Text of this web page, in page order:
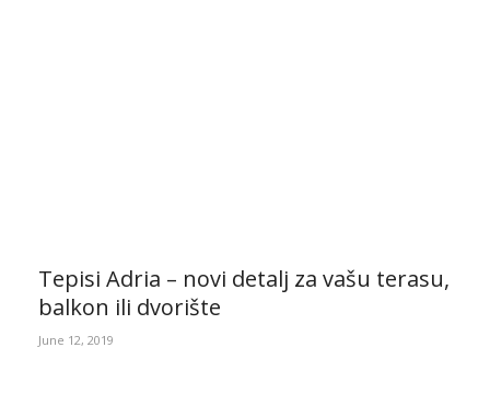
Tepisi Adria – novi detalj za vašu terasu,
balkon ili dvorište
June 12, 2019